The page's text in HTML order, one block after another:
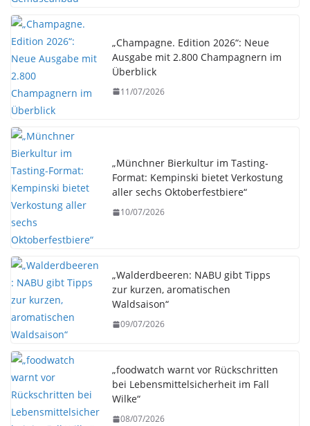
„Champagne. Edition 2026“: Neue
Ausgabe mit 2.800 Champagnern im
Überblick
11/07/2026
„Münchner Bierkultur im Tasting-
Format: Kempinski bietet Verkostung
aller sechs Oktoberfestbiere“
10/07/2026
„Walderdbeeren: NABU gibt Tipps
zur kurzen, aromatischen
Waldsaison“
09/07/2026
„foodwatch warnt vor Rückschritten
bei Lebensmittelsicherheit im Fall
Wilke“
08/07/2026